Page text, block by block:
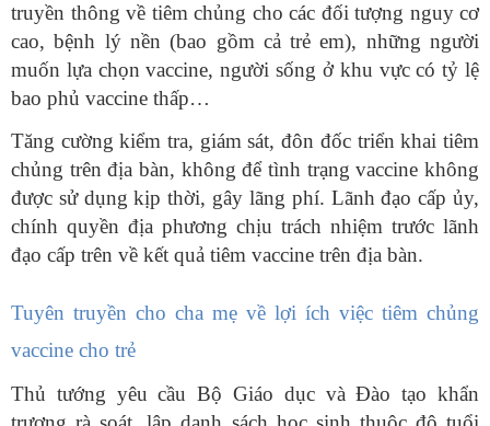
truyền thông về tiêm chủng cho các đối tượng nguy cơ
cao, bệnh lý nền (bao gồm cả trẻ em), những người
muốn lựa chọn vaccine, người sống ở khu vực có tỷ lệ
bao phủ vaccine thấp…
Tăng cường kiểm tra, giám sát, đôn đốc triển khai tiêm
chủng trên địa bàn, không để tình trạng vaccine không
được sử dụng kịp thời, gây lãng phí. Lãnh đạo cấp ủy,
chính quyền địa phương chịu trách nhiệm trước lãnh
đạo cấp trên về kết quả tiêm vaccine trên địa bàn.
Tuyên truyền cho cha mẹ về lợi ích việc tiêm chủng
vaccine cho trẻ
Thủ tướng yêu cầu Bộ Giáo dục và Đào tạo khẩn